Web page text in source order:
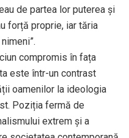
de partea lor puterea și
forță proprie, iar tăria
compromis în fața
este într-un contrast
oamenilor la ideologia
Poziția fermă de
extrem și a